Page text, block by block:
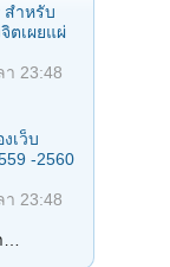
สำหรับ
ตเผยแผ่
า 23:48
เว็บ
-2560
า 23:48